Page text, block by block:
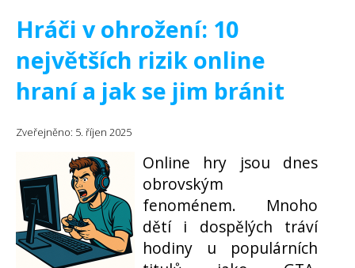
Hráči v ohrožení: 10
největších rizik online
hraní a jak se jim bránit
Zveřejněno: 5. říjen 2025
Online hry jsou dnes
obrovským
fenoménem. Mnoho
dětí i dospělých tráví
hodiny u populárních